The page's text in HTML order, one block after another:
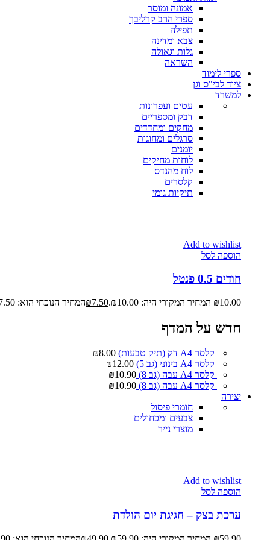
אמונה ומוסר
ספרי הרב קרליבך
תפילה
צבא ומדינה
גלות וגאולה
השראה
ספרי לימוד
ציוד לבי"ס וגן
למשרד
עטים ועפרונות
דבק ומספריים
מחקים ומחדדים
סרגלים ומחוגות
יומנים
לוחות מחיקים
לוח מהנדס
קלסרים
תיקיות גומי
Add to wishlist
הוספה לסל
חודים 0.5 פנטל
₪10.00 המחיר המקורי היה: ₪10.00. ₪7.50 המחיר הנוכחי הוא: ₪7.50.
חדש על המדף
קלסר A4 דק (תיק טבעות) ₪8.00
קלסר A4 בינוני (גב 5)
₪12.00
קלסר A4 עבה (גב 8)
₪10.90
קלסר A4 עבה (גב 8)
₪10.90
יצירה
חומרי פיסול
צבעים ומכחולים
מוצרי נייר
Add to wishlist
הוספה לסל
ערכת בצק – חגיגת יום הולדת